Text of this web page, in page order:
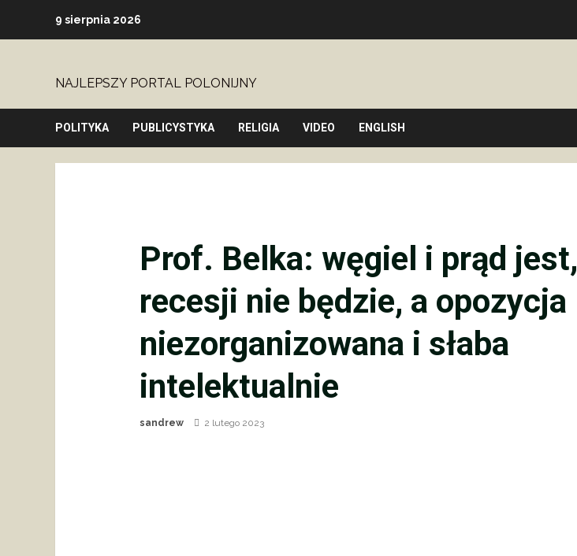
9 sierpnia 2026
NAJLEPSZY PORTAL POLONIJNY
POLITYKA PUBLICYSTYKA RELIGIA VIDEO ENGLISH
Prof. Belka: węgiel i prąd jest,
recesji nie będzie, a opozycja
niezorganizowana i słaba
intelektualnie
sandrew 2 lutego 2023